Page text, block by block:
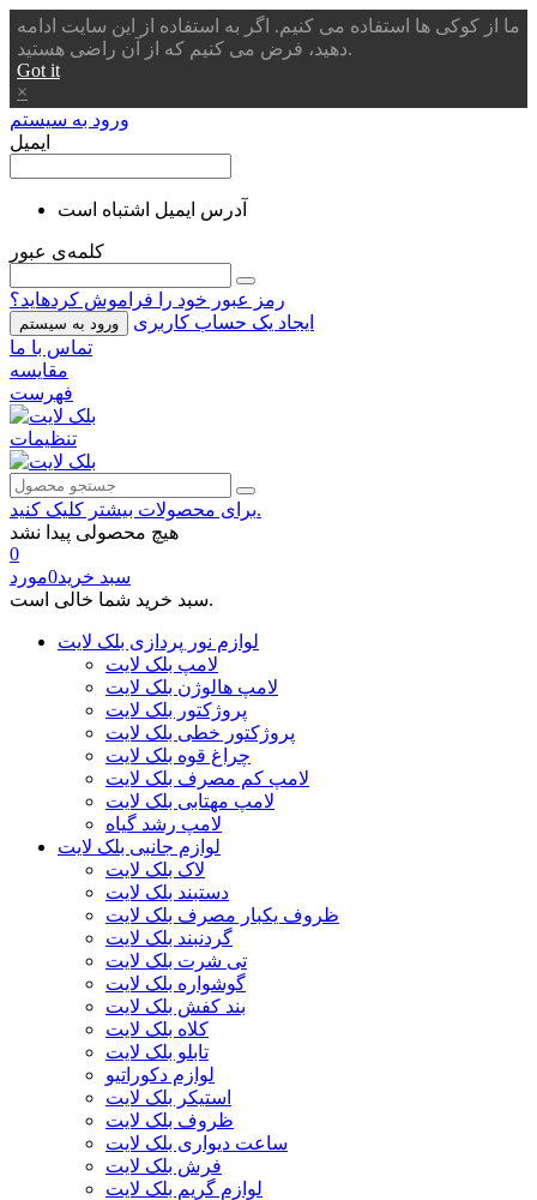
ما از کوکی ها استفاده می کنیم. اگر به استفاده از این سایت ادامه
دهید، فرض می کنیم که از آن راضی هستید.
Got it
×
ورود به سیستم
ایمیل
آدرس ایمیل اشتباه است
کلمه‌ی عبور
رمز عبور خود را فراموش کردهاید؟
ورود به سیستم
ایجاد یک حساب کاربری
تماس با ما
مقایسه
فهرست
تنظیمات
برای محصولات بیشتر کلیک کنید.
هیچ محصولی پیدا نشد
0
سبد خرید0مورد
سبد خرید شما خالی است.
لوازم نور پردازی بلک لایت
لامپ بلک لایت
لامپ هالوژن بلک لایت
پروژکتور بلک لایت
پروژکتور خطی بلک لایت
چراغ قوه بلک لایت
لامپ کم مصرف بلک لایت
لامپ مهتابی بلک لایت
لامپ رشد گیاه
لوازم جانبی بلک لایت
لاک بلک لایت
دستبند بلک لایت
ظروف یکبار مصرف بلک لایت
گردنبند بلک لایت
تی شرت بلک لایت
گوشواره بلک لایت
بند کفش بلک لایت
کلاه بلک لایت
تابلو بلک لایت
لوازم دکوراتیو
استیکر بلک لایت
ظروف بلک لایت
ساعت دیواری بلک لایت
فرش بلک لایت
لوازم گریم بلک لایت